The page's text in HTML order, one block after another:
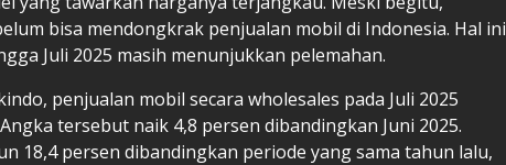
bisa mendongkrak penjualan mobil di Indonesia. Hal ini
Juli 2025 masih menunjukkan pelemahan.
penjualan mobil secara wholesales pada Juli 2025
tersebut naik 4,8 persen dibandingkan Juni 2025.
18,4 persen dibandingkan periode yang sama tahun lalu,